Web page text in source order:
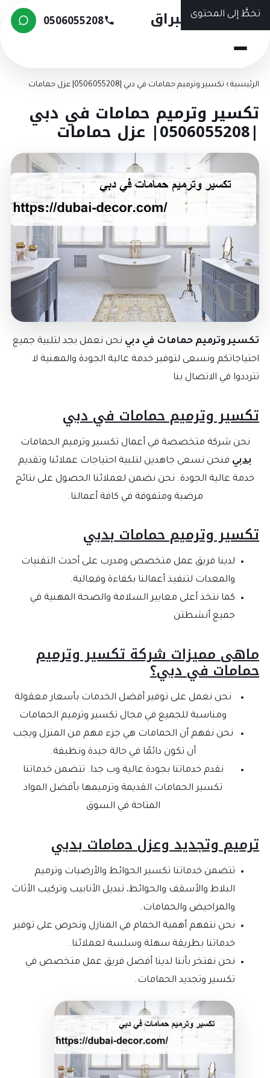
تخطَّ إلى المحتوى
شركة البراق 0506055208
الرئيسية › تكسير وترميم حمامات في دبي |0506055208| عزل حمامات
تكسير وترميم حمامات في دبي
|0506055208| عزل حمامات
تكسير وترميم حمامات في دبي نحن نعمل بجد لتلبية جميع
احتياجاتكم ونسعى لتوفير خدمة عالية الجودة والمهنية لا
تترددوا في الاتصال بنا
تكسير وترميم حمامات في دبي
نحن شركة متخصصة في أعمال تكسير وترميم الحمامات
بدبي فنحن نسعى جاهدين لتلبية احتياجات عملائنا وتقديم
خدمة عالية الجودة. نحن نضمن لعملائنا الحصول على نتائج
مرضية ومتفوقة في كافة أعمالنا.
تكسير وترميم حمامات بدبي
لدينا فريق عمل متخصص ومدرب على أحدث التقنيات
والمعدات لتنفيذ أعمالنا بكفاءة وفعالية.
كما نتخذ أعلى معايير السلامة والصحة المهنية في
جميع أنشطتن
ماهى مميزات شركة تكسير وترميم
حمامات في دبي؟
نحن نعمل على توفير أفضل الخدمات بأسعار معقولة
ومناسبة للجميع في مجال تكسير وترميم الحمامات
نحن نفهم أن الحمامات هي جزء مهم من المنزل ويجب
أن تكون دائمًا في حالة جيدة ونظيفة.
نقدم خدماتنا بجودة عالية وب جدا. تتضمن خدماتنا
تكسير الحمامات القديمة وترميمها بأفضل المواد
المتاحة في السوق
ترميم وتجديد وﻋﺰل ﺣﻣﺎﻣﺎت بدبي
تتضمن خدماتنا تكسير الحوائط والأرضيات وترميم
البلاط والأسقف والحوائط، تبديل الأنابيب وتركيب الأثاث
والمراحيض والحمامات.
نحن نتفهم أهمية الحمام في المنازل ونحرص على توفير
خدماتنا بطريقة سهلة وسلسة لعملائنا.
نحن نفتخر بأننا لدينا أفضل فريق عمل متخصص في
تكسير وتجديد الحمامات.